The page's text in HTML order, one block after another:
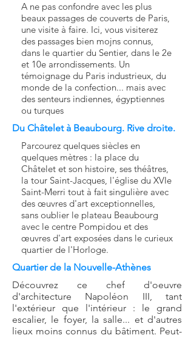
A ne pas confondre avec les plus
beaux passages de couverts de Paris,
une visite à faire. Ici, vous visiterez
des passages bien mojns connus,
dans le quartier du Sentier, dans le 2e
et 10e arrondissements. Un
témoignage du Paris industrieux, du
monde de la confection... mais avec
des senteurs indiennes, égyptiennes
ou turques
Du Châtelet à Beaubourg. Rive droite.
Parcourez quelques siècles en
quelques mètres : la place du
Châtelet et son histoire, ses théâtres,
la tour Saint-Jacques, l'église du XVIe
Saint-Merri tout à fait singulière avec
des œuvres d'art exceptionnelles,
sans oublier le plateau Beaubourg
avec le centre Pompidou et des
œuvres d'art exposées dans le curieux
quartier de l'Horloge.
Quartier de la Nouvelle-Athènes
Découvrez ce chef d'oeuvre
d'architecture Napoléon III, tant
l'extérieur que l'intérieur : le grand
escalier, le foyer, la salle... et d'autres
lieux moins connus du bâtiment. Peut-